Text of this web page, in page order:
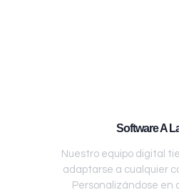
Software A
Nuestro equipo digital
adaptarse a cualquier
Personalizándose en